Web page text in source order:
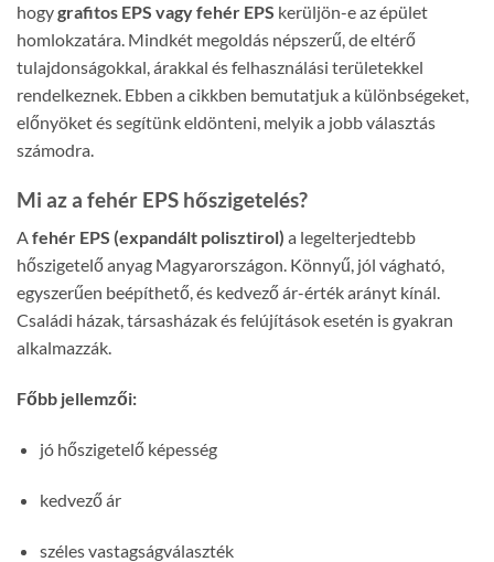
hogygrafitos EPS vagy fehér EPS kerüljön-e az épület
homlokzatára. Mindkét megoldás népszerű, de eltérő
tulajdonságokkal, árakkal és felhasználási területekkel
rendelkeznek. Ebben a cikkben bemutatjuk a különbségeket,
előnyöket és segítünk eldönteni, melyik a jobb választás
számodra.
Mi az a fehér EPS hőszigetelés?
Afehér EPS (expandált polisztirol) a legelterjedtebb
hőszigetelő anyag Magyarországon. Könnyű, jól vágható,
egyszerűen beépíthető, és kedvező ár-érték arányt kínál.
Családi házak, társasházak és felújítások esetén is gyakran
alkalmazzák.
Főbb jellemzői:
jó hőszigetelő képesség
kedvező ár
széles vastagságválaszték